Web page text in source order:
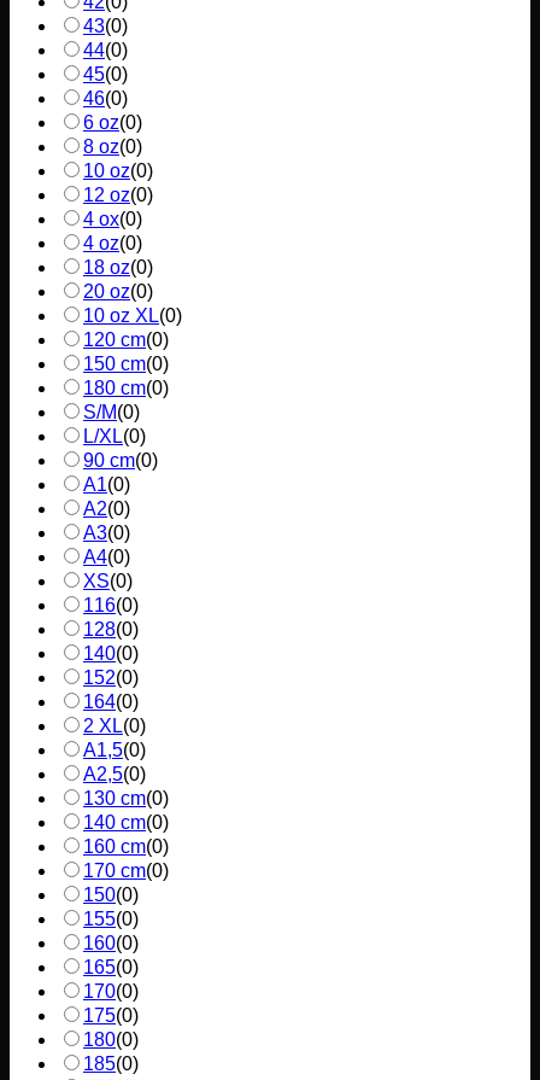
43(0)
44(0)
45(0)
46(0)
6 oz(0)
8 oz(0)
10 oz(0)
12 oz(0)
4 ox(0)
4 oz(0)
18 oz(0)
20 oz(0)
10 oz XL(0)
120 cm(0)
150 cm(0)
180 cm(0)
S/M(0)
L/XL(0)
90 cm(0)
A1(0)
A2(0)
A3(0)
A4(0)
XS(0)
116(0)
128(0)
140(0)
152(0)
164(0)
2 XL(0)
A1,5(0)
A2,5(0)
130 cm(0)
140 cm(0)
160 cm(0)
170 cm(0)
150(0)
155(0)
160(0)
165(0)
170(0)
175(0)
180(0)
185(0)